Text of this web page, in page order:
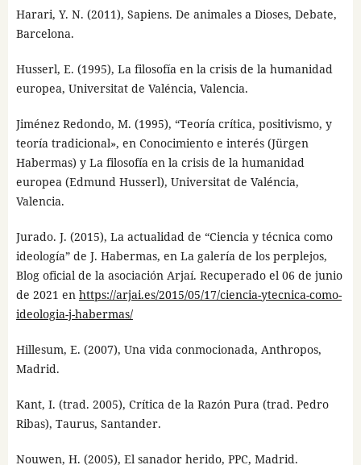
Harari, Y. N. (2011), Sapiens. De animales a Dioses, Debate,
Barcelona.
Husserl, E. (1995), La filosofía en la crisis de la humanidad
europea, Universitat de Valéncia, Valencia.
Jiménez Redondo, M. (1995), “Teoría crítica, positivismo, y
teoría tradicional», en Conocimiento e interés (Jürgen
Habermas) y La filosofía en la crisis de la humanidad
europea (Edmund Husserl), Universitat de Valéncia,
Valencia.
Jurado. J. (2015), La actualidad de “Ciencia y técnica como
ideología” de J. Habermas, en La galería de los perplejos,
Blog oficial de la asociación Arjaí. Recuperado el 06 de junio
de 2021 en https://arjai.es/2015/05/17/ciencia-ytecnica-como-
ideologia-j-habermas/
Hillesum, E. (2007), Una vida conmocionada, Anthropos,
Madrid.
Kant, I. (trad. 2005), Crítica de la Razón Pura (trad. Pedro
Ribas), Taurus, Santander.
Nouwen, H. (2005), El sanador herido, PPC, Madrid.